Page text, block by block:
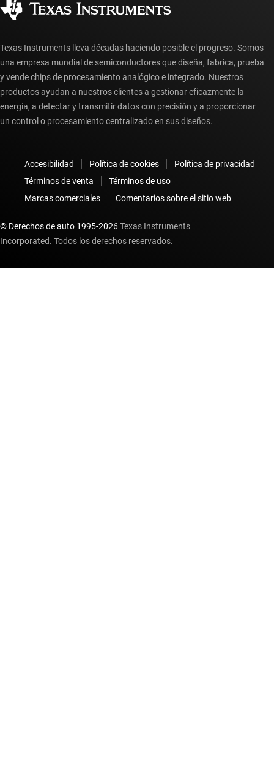
Preguntas frecuentes sobre la cuenta myTI
Texas Instruments lleva décadas haciendo posible el progreso. Somos
una empresa mundial de semiconductores que diseña, fabrica, prueba
y vende chips de procesamiento analógico e integrado. Nuestros
productos ayudan a nuestros clientes a gestionar eficazmente la
energía, a detectar y transmitir datos con precisión y a proporcionar
un control o procesamiento centralizado en sus diseños.
Accesibilidad Política de cookies
Política de privacidad
Términos de venta
Términos de uso
Marcas comerciales
Comentarios sobre el sitio web
© Derechos de auto 1995-2026Texas Instruments
Incorporated. Todos los derechos reservados.